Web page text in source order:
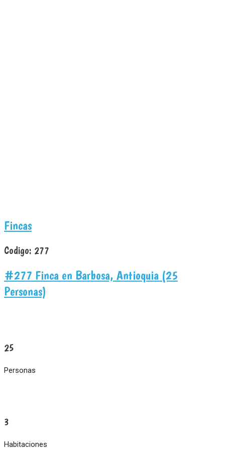
Fincas
Codigo: 277
#277 Finca en Barbosa, Antioquia (25
Personas)
25
Personas
3
Habitaciones